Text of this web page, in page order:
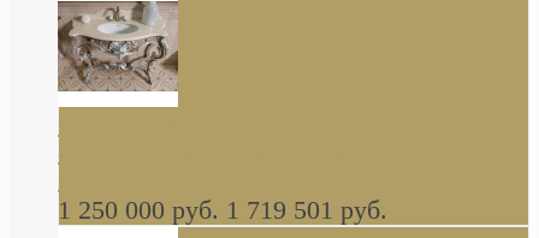
стиле барокко, из массива дерева, светло
коричневый матовый окрас + серебро
1 250 000 руб. 1 719 501 руб.